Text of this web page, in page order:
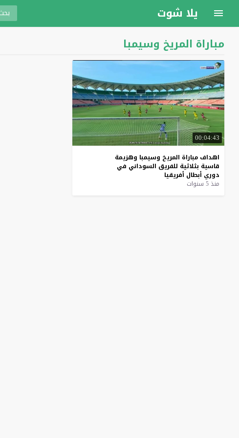
يلا شوت
مباراة المريخ وسيمبا
00:04:43
اهداف مباراة المريخ وسيمبا وهزيمة
قاسية بثلاثية للفريق السوداني في
دوري أبطال أفريقيا
منذ 5 سنوات